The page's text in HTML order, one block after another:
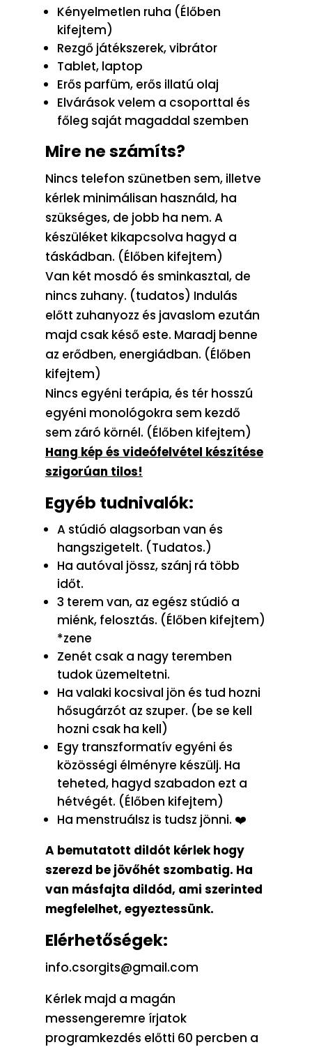
Kényelmetlen ruha (Élőben
kifejtem)
Rezgő játékszerek, vibrátor
Tablet, laptop
Erős parfüm, erős illatú olaj
Elvárások velem a csoporttal és
főleg saját magaddal szemben
Mire ne számíts?
Nincs telefon szünetben sem, illetve
kérlek minimálisan használd, ha
szükséges, de jobb ha nem. A
készüléket kikapcsolva hagyd a
táskádban. (Élőben kifejtem)
Van két mosdó és sminkasztal, de
nincs zuhany. (tudatos) Indulás
előtt zuhanyozz és javaslom ezután
majd csak késő este. Maradj benne
az erődben, energiádban. (Élőben
kifejtem)
Nincs egyéni terápia, és tér hosszú
egyéni monológokra sem kezdő
sem záró körnél. (Élőben kifejtem)
Hang kép és videófelvétel készítése
szigorúan tilos!
Egyéb tudnivalók:
A stúdió alagsorban van és
hangszigetelt. (Tudatos.)
Ha autóval jössz, szánj rá több
időt.
3 terem van, az egész stúdió a
miénk, felosztás. (Élőben kifejtem)
*zene
Zenét csak a nagy teremben
tudok üzemeltetni.
Ha valaki kocsival jön és tud hozni
hősugárzót az szuper. (be se kell
hozni csak ha kell)
Egy transzformatív egyéni és
közösségi élményre készülj. Ha
teheted, hagyd szabadon ezt a
hétvégét. (Élőben kifejtem)
Ha menstruálsz is tudsz jönni. ❤️
A bemutatott dildót kérlek hogy
szerezd be jövőhét szombatig. Ha
van másfajta dildód, ami szerinted
megfelelhet, egyeztessünk.
Elérhetőségek:
info.csorgits@gmail.com
Kérlek majd a magán
messengeremre írjatok
programkezdés előtti 60 percben a